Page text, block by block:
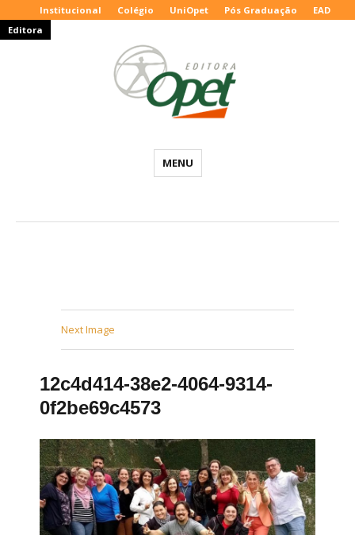
Institucional Colégio UniOpet Pós Graduação
EAD
Editora
Blog
MENU
Next Image
12c4d414-38e2-4064-9314-
0f2be69c4573